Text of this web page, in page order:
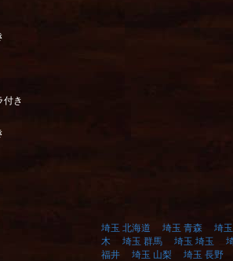
付き
埼玉 北海道 埼玉 青森
埼
木
埼玉 群馬 埼玉 埼玉
福井
埼玉 山梨 埼玉 長野